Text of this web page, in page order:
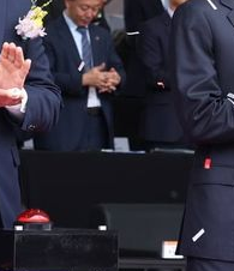
견…감정가 1.3억원
닷새 만에 숨진 채 발견
팀' 일본과 한일전
…1명 사망·1명 실종
도' 무더위, 열대야 계속[다음주
…쇄신의 기회로 삼겠다"
"실망과 걱정 안겨드려 죄송"